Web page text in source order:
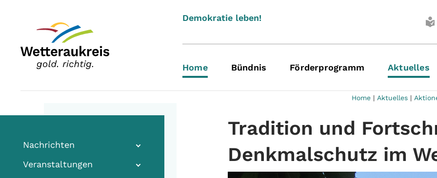
Demokratie leben!
Home Bündnis Förderprogramm Aktuelles
Nachrichten
Veranstaltungen
Home| Aktuelles|
Tradition und
Denkmalschutz im